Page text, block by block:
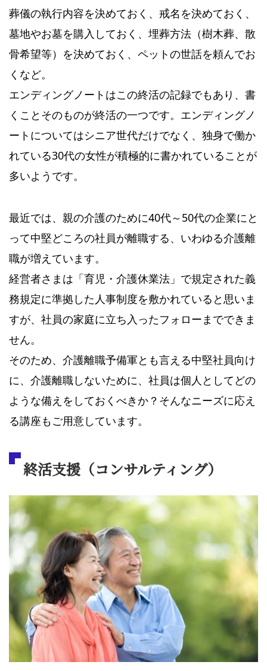
葬儀の執行内容を決めておく、戒名を決めておく、
墓地やお墓を購入しておく、埋葬方法（樹木葬、散
骨希望等）を決めておく、ペットの世話を頼んでお
くなど。
エンディングノートはこの終活の記録でもあり、書
くことそのものが終活の一つです。エンディングノ
ートについてはシニア世代だけでなく、独身で働か
れている30代の女性が積極的に書かれていることが
多いようです。
最近では、親の介護のために40代～50代の企業にと
って中堅どころの社員が離職する、いわゆる介護離
職が増えています。
経営者さまは「育児・介護休業法」で規定された義
務規定に準拠した人事制度を敷かれていると思いま
すが、社員の家庭に立ち入ったフォローまでできま
せん。
そのため、介護離職予備軍とも言える中堅社員向け
に、介護離職しないために、社員は個人としてどの
ような備えをしておくべきか？そんなニーズに応え
る講座もご用意しています。
終活支援（コンサルティング）